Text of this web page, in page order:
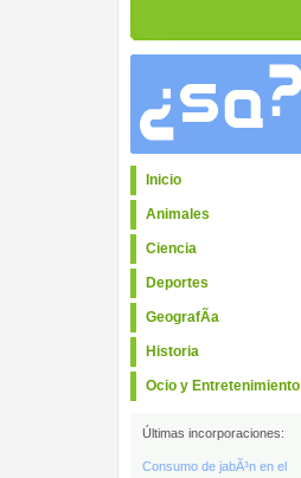
Inicio
Animales
Ciencia
Deportes
GeografÃ­a
Historia
Ocio y Entretenimiento
Últimas incorporaciones:
Consumo de jabÃ³n en el